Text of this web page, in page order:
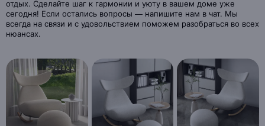
отдых. Сделайте шаг к гармонии и уюту в вашем доме уже
сегодня! Если остались вопросы — напишите нам в чат. Мы
всегда на связи и с удовольствием поможем разобраться во всех
нюансах.